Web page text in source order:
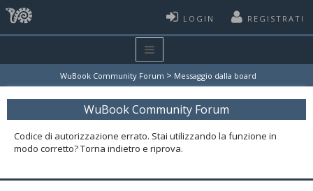
LOGIN REGISTRATI
WuBook Community Forum > Messaggio dalla board
WuBook Community Forum
Codice di autorizzazione errato. Stai utilizzando la funzione in
modo corretto? Torna indietro e riprova.